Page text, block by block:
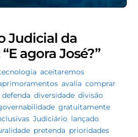
Judicial da
agora José?”
,aceitaremos
,avalia ,comprar
,defenda ,diversidade ,divisão
,gratuitamente
,Judiciário lançado
pretenda prioridades